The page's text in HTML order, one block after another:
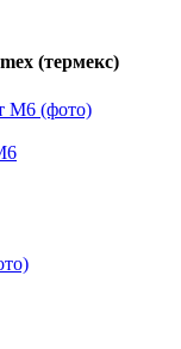
(термекс)